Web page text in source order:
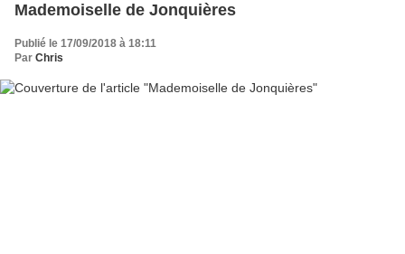
Mademoiselle de Jonquières
Publié le 17/09/2018 à 18:11
Par Chris